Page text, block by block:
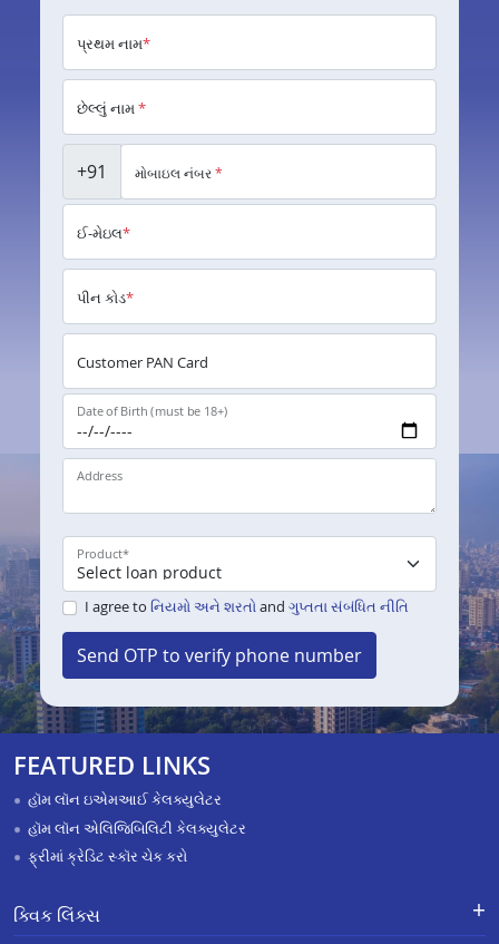
પ્રથમ નામ*
છેલ્લું નામ*
+91 મોબાઇલ નંબર*
ઈ-મેઇલ*
પીન કોડ*
Customer PAN Card
Date of Birth (must be 18+)
Address
Product*
I agree to નિયમો અને શરતોand ગુપ્તતા સંબંધિત નીતિ
Send OTP to verify phone number
FEATURED LINKS
હૉમ લૉન ઇએમઆઈ કેલક્યુલેટર
હૉમ લૉન એલિજિબિલિટી કેલક્યુલેટર
ફ્રીમાં ક્રેડિટ સ્કૉર ચેક કરો
ક્વિક લિંક્સ